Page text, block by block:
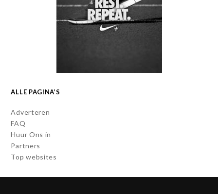
ALLE PAGINA’S
Adverteren
FAQ
Huur Ons in
Partners
Top websites